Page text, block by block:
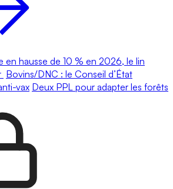
en hausse de 10 % en 2026, le lin
Bovins/DNC : le Conseil d’État
vax Deux PPL pour adapter les forêts